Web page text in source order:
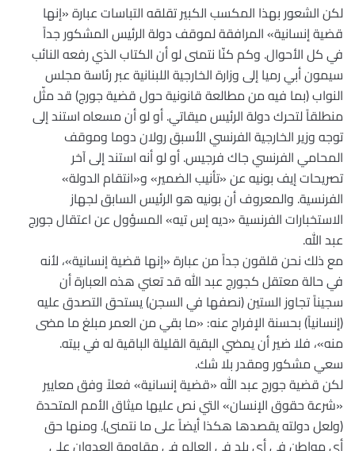
لكن الشعور بهذا المكسب الكبير تقلقه التباسات عبارة «إنها
قضية إنسانية» المرافقة لموقف دولة الرئيس المشكور جداً
في كل الأحوال. وكم كنّا نتمنى لو أن الكتاب الذي رفعه النائب
سيمون أبي رميا إلى وزارة الخارجية اللبنانية عبر رئاسة مجلس
النواب (بما فيه من مطالعة قانونية حول قضية جورج) قد مثّل
منطلقاً لتحرك دولة الرئيس ميقاتي. أو لو أن مسعاه استند إلى
توجه وزير الخارجية الفرنسي الأسبق رولان دوما وموقف
المحامي الفرنسي جاك فرجيس. أو لو أنه استند إلى آخر
تصريحات إيف بونيه عن «تأنيب الضمير» و«انتقام الدولة»
الفرنسية. والمعروف أن بونيه هو الرئيس السابق لجهاز
الاستخبارات الفرنسية «ديه إس تيه» المسؤول عن اعتقال جورج
عبد الله.
مع ذلك نحن قلقون جداً من عبارة «إنها قضية إنسانية»، لأنه
في حالة معتقل كجورج عبد الله قد تعني هذه العبارة أن
سجيناً تجاوز الستين (نصفها في السجن) يستحق التصدق عليه
(إنسانياً) بحسنة الإفراج عنه: «ما بقي من العمر مبلغ ما مضى
منه»، فلا ضير أن يمضي البقية القليلة الباقية له في بيته.
سعي مشكور ومقدر بلا شك.
لكن قضية جورج عبد الله «قضية إنسانية» فعلاً وفق معايير
«شرعة حقوق الإنسان» التي نص عليها ميثاق الأمم المتحدة
(ولعل دولته يقصدها هكذا أيضاً على ما نتمنى). ومنها حق